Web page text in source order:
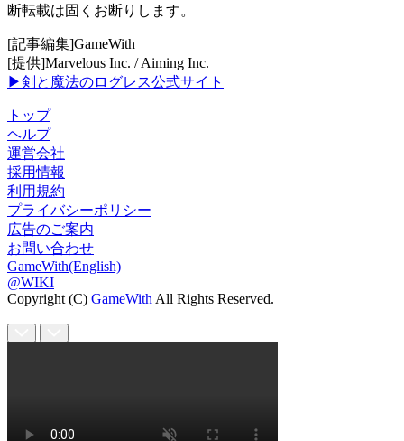
断転載は固くお断りします。
[記事編集]GameWith
[提供]Marvelous Inc. / Aiming Inc.
▶剣と魔法のログレス公式サイト
トップ
ヘルプ
運営会社
採用情報
利用規約
プライバシーポリシー
広告のご案内
お問い合わせ
GameWith(English)
@WIKI
Copyright (C) GameWith All Rights Reserved.